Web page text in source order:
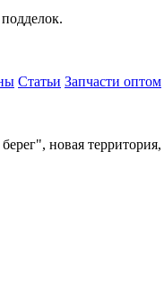
Статьи Запчасти оптом
новая территория,